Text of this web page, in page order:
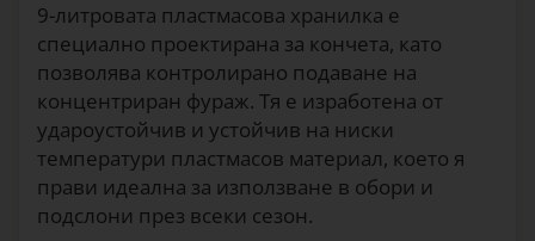
9-литровата пластмасова хранилка е
специално проектирана за кончета, като
позволява контролирано подаване на
концентриран фураж. Тя е изработена от
удароустойчив и устойчив на ниски
температури пластмасов материал, което я
прави идеална за използване в обори и
подслони през всеки сезон.